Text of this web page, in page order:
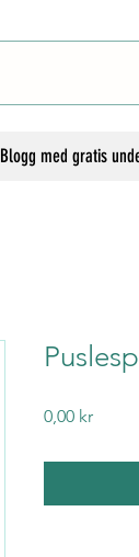
Blogg med gratis
0,00 krPrice